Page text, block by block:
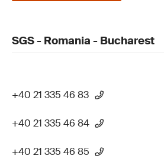
SGS - Romania - Bucharest
+40 21 335 46 83
+40 21 335 46 84
+40 21 335 46 85